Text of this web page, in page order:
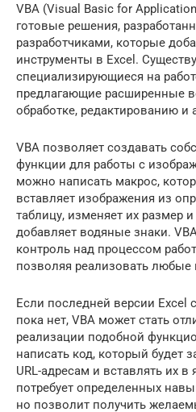
VBA (Visual Basic for
готовые решения,
разработчиками, которые
инструменты в Excel.
специализирующиеся на
предлагающие расширенные
обработке, редактированию и
VBA позволяет создавать
функции для работы с
можно написать макрос,
вставляет изображения из
таблицу, изменяет их размер
добавляет водяные знаки.
контроль над процессом
позволяя реализовать
Если последней версии Excel
пока нет, VBA может стать
реализации подобной
написать код, который будет
URL-адресам и вставлять их
потребует определенных
но позволит получить